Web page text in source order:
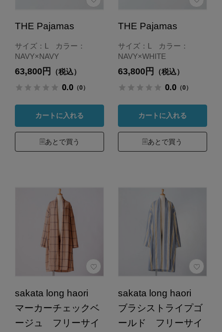
THE Pajamas
サイズ：L カラー：
NAVY×NAVY
63,800円 （税込）
0.0（0）
カートに入れる
あとで買う
THE Pajamas
サイズ：L カラー：
NAVY×WHITE
63,800円 （税込）
0.0（0）
カートに入れる
あとで買う
sakata long haori
マーカーチェックベ
ージュ フリーサイ
sakata long haori
ブラシストライプゴ
ールド フリーサイ